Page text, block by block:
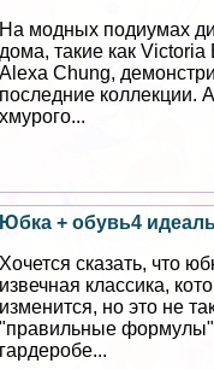
На модных подиумах
дома, такие как
Alexa Chung,
последние коллекции.
хмурого...
Юбка + обувь4
Хочется сказать, что
извечная классика,
изменится, но это не
"правильные
гардеробе...